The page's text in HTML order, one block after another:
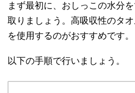
まず最初に、おしっこの水分
取りましょう。高吸収性のタ
を使用するのがおすすめです。
以下の手順で行いましょう。